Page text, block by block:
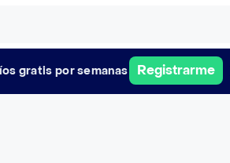
gratis por semanas Registrarme